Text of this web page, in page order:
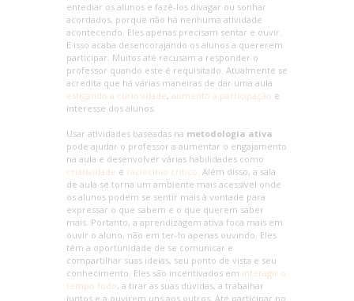
entediar os alunos e fazê-los divagar ou sonhar
acordados, porque não há nenhuma atividade
acontecendo. Eles apenas precisam sentar e ouvir.
E isso acaba desencorajando os alunos a quererem
participar. Muitos até recusam a responder o
professor quando este é requisitado. Atualmente se
acredita que há várias maneiras de dar uma aula
estigando a curiosidade, aumento a participação e
interesse dos alunos.
Usar atividades baseadas na metodologia ativa
pode ajudar o professor a aumentar o engajamento
na aula e desenvolver várias habilidades como
criatividade e raciocínio crítico. Além disso, a sala
de aula se torna um ambiente mais acessível onde
os alunos podem se sentir mais à vontade para
expressar o que sabem e o que querem saber
mais. Portanto, a aprendizagem ativa foca mais em
ouvir o aluno, não em ter-lo apenas ouvindo. Eles
têm a oportunidade de se comunicar e
compartilhar suas ideias, seu ponto de vista e seu
conhecimento. Eles são incentivados em interagir o
tempo todo, a tirar as suas dúvidas, a trabalhar
juntos e a ouvirem uns aos outros. Até participar no